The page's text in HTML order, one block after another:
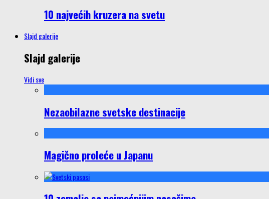
10 najvećih kruzera na svetu
Slajd galerije
Slajd galerije
Vidi sve
Nezaobilazne svetske destinacije
Magično proleće u Japanu